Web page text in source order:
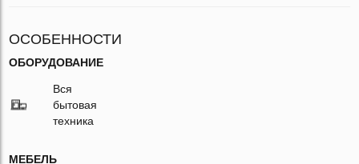
ОСОБЕННОСТИ
ОБОРУДОВАНИЕ
Вся
бытовая
техника
МЕБЕЛЬ